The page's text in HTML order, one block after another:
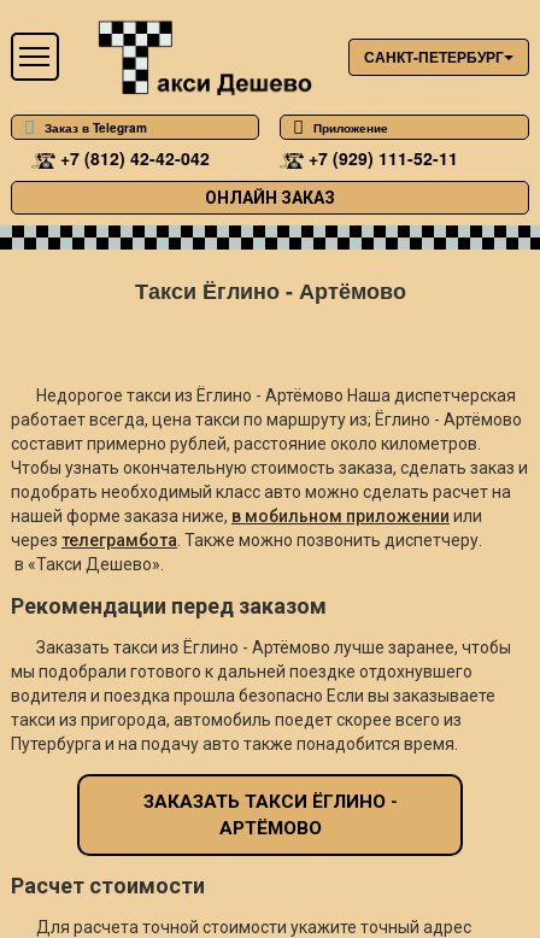
САНКТ-ПЕТЕРБУРГ
Заказ в Telegram Приложение
+7 (812) 42-42-042 +7 (929) 111-52-11
ОНЛАЙН ЗАКАЗ
Такси Ёглино - Артёмово
Недорогое такси из Ёглино - Артёмово Наша диспетчерская
работает всегда, цена такси по маршруту из; Ёглино - Артёмово
составит примерно рублей, расстояние около километров.
Чтобы узнать окончательную стоимость заказа, сделать заказ и
подобрать необходимый класс авто можно сделать расчет на
нашей форме заказа ниже, в мобильном приложении или
через телеграмбота . Также можно позвонить диспетчеру.
в «Такси Дешево».
Рекомендации перед заказом
Заказать такси из Ёглино - Артёмово лучше заранее, чтобы
мы подобрали готового к дальней поездке отдохнувшего
водителя и поездка прошла безопасно Если вы заказываете
такси из пригорода, автомобиль поедет скорее всего из
Путербурга и на подачу авто также понадобится время.
ЗАКАЗАТЬ ТАКСИ ЁГЛИНО -
АРТЁМОВО
Расчет стоимости
Для расчета точной стоимости укажите точный адрес